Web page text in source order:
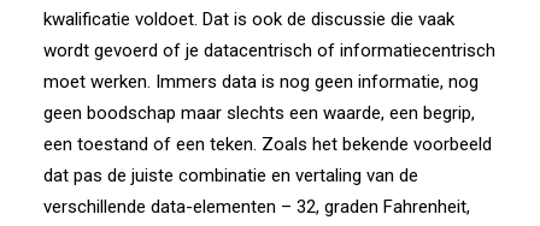
kwalificatie voldoet. Dat is ook de discussie die vaak
wordt gevoerd of je datacentrisch of informatiecentrisch
moet werken. Immers data is nog geen informatie, nog
geen boodschap maar slechts een waarde, een begrip,
een toestand of een teken. Zoals het bekende voorbeeld
dat pas de juiste combinatie en vertaling van de
verschillende data-elementen – 32, graden Fahrenheit,